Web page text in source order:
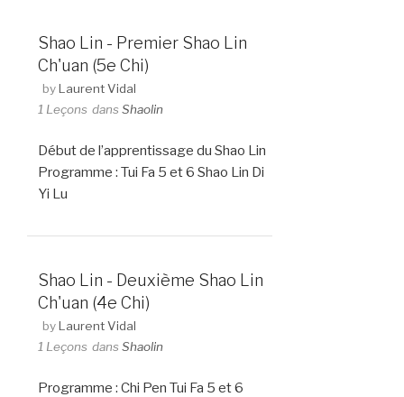
Shao Lin - Premier Shao Lin
Ch'uan (5e Chi)
byLaurent Vidal
1 Leçons dansShaolin
Début de l’apprentissage du Shao Lin
Programme : Tui Fa 5 et 6 Shao Lin Di
Yi Lu
Shao Lin - Deuxième Shao Lin
Ch'uan (4e Chi)
byLaurent Vidal
1 Leçons dansShaolin
Programme : Chi Pen Tui Fa 5 et 6